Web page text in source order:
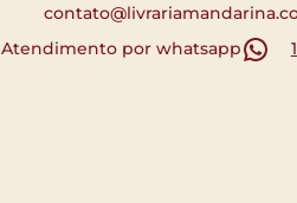
Atendimento por whatsapp